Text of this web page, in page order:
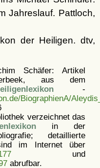
Jahreslauf. Pattloch,
der Heiligen. dtv,
Schäfer: Artikel
aus dem
-
BiographienA/
verzeichnet das
in der
detaillierte
im Internet über
und
abrufbar.